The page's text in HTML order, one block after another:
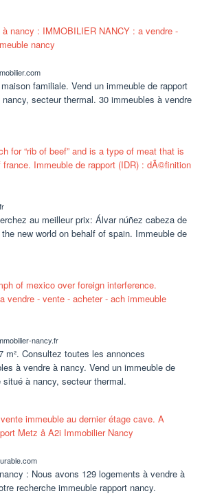
familiale. Vend un immeuble de rapport
secteur thermal. 30 immeubles à vendre
au meilleur prix: Álvar núñez cabeza de
new world on behalf of spain. Immeuble de
nancy.fr
m². Consultez toutes les annonces
à vendre à nancy. Vend un immeuble de
situé à nancy, secteur thermal.
: Nous avons 129 logements à vendre à
recherche immeuble rapport nancy.